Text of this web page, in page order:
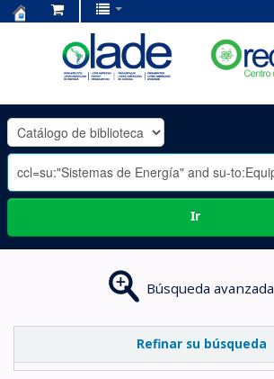
OLADE
-
Ir
Búsqueda avanzada
Refinar su búsqueda